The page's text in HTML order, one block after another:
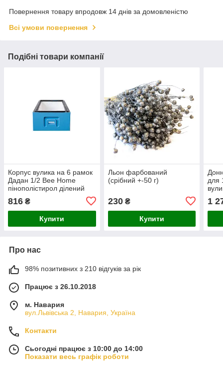
Повернення товару впродовж 14 днів за домовленістю
Всі умови повернення
Подібні товари компанії
Корпус вулика на 6 рамок
Дадан 1/2 Bee Home
пінополістирол ділений
816 ₴
Купити
Льон фарбований
(срібний +-50 г)
230₴
Купити
для
1
Про нас
98% позитивних з 210 відгуків за рік
Працює з 26.10.2018
м. Навария
вул.Львівська 2, Навария, Україна
Контакти
Сьогодні працює з 10:00 до 14:00
Показати весь графік роботи